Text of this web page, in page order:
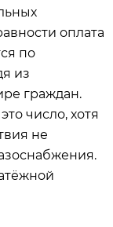
оплата
по
из
граждан.
число, хотя
не